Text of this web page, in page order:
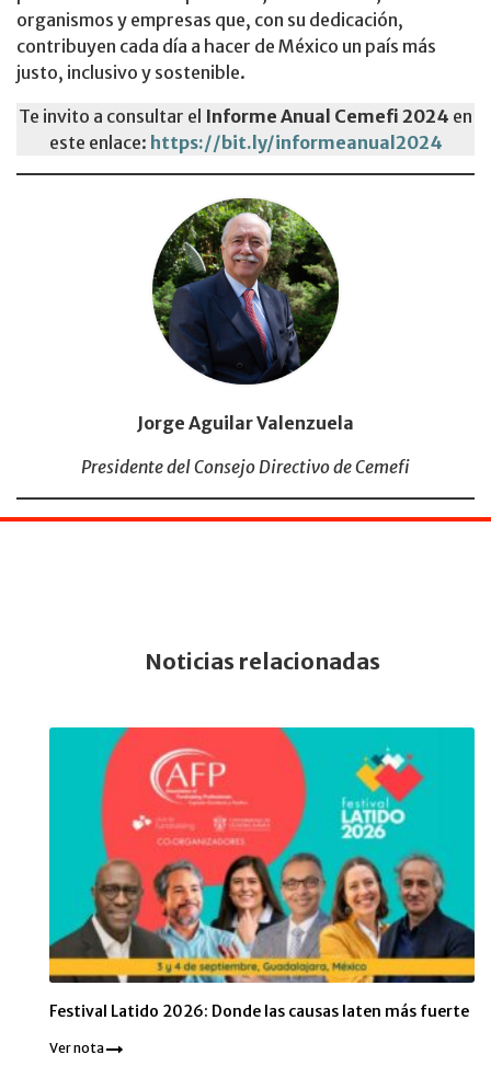
organismos y empresas que, con su dedicación,
contribuyen cada día a hacer de México un país más
justo, inclusivo y sostenible.
Te invito a consultar el Informe Anual Cemefi 2024 en
este enlace: https://bit.ly/informeanual2024
Jorge Aguilar Valenzuela
Presidente del Consejo Directivo de Cemefi
Noticias relacionadas
Festival Latido 2026: Donde las causas laten más fuerte
Ver nota